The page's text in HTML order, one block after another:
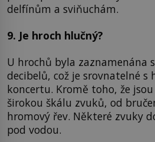
delfínům a sviňuchám.
9. Je hroch hlučný?
U hrochů byla zaznamenána
decibelů, což je srovnatelné s
koncertu. Kromě toho, že
širokou škálu zvuků, od
hromový řev. Některé zvuky
pod vodou.